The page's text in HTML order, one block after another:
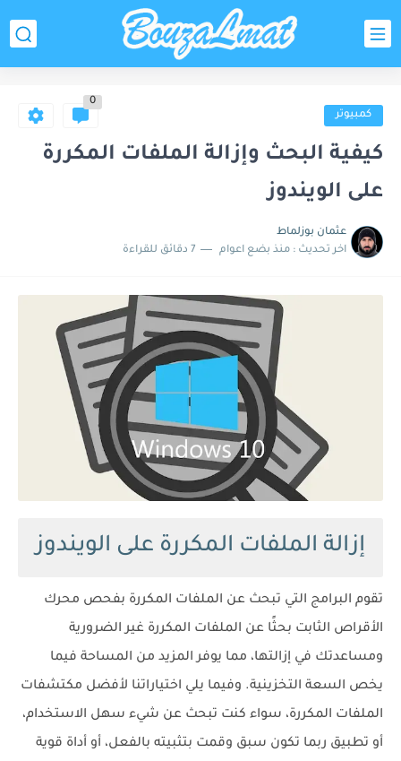
كمبيوتر
0
كيفية البحث وإزالة الملفات المكررة
على الويندوز
عثمان بوزلماط
اخر تحديث : منذ بضع اعوام 7 دقائق للقراءة
إزالة الملفات المكررة على الويندوز
تقوم البرامج التي تبحث عن الملفات المكررة بفحص محرك
الأقراص الثابت بحثًا عن الملفات المكررة غير الضرورية
ومساعدتك في إزالتها، مما يوفر المزيد من المساحة فيما
يخص السعة التخزينية. وفيما يلي اختياراتنا لأفضل مكتشفات
الملفات المكررة، سواء كنت تبحث عن شيء سهل الاستخدام،
أو تطبيق ربما تكون سبق وقمت بتثبيته بالفعل، أو أداة قوية